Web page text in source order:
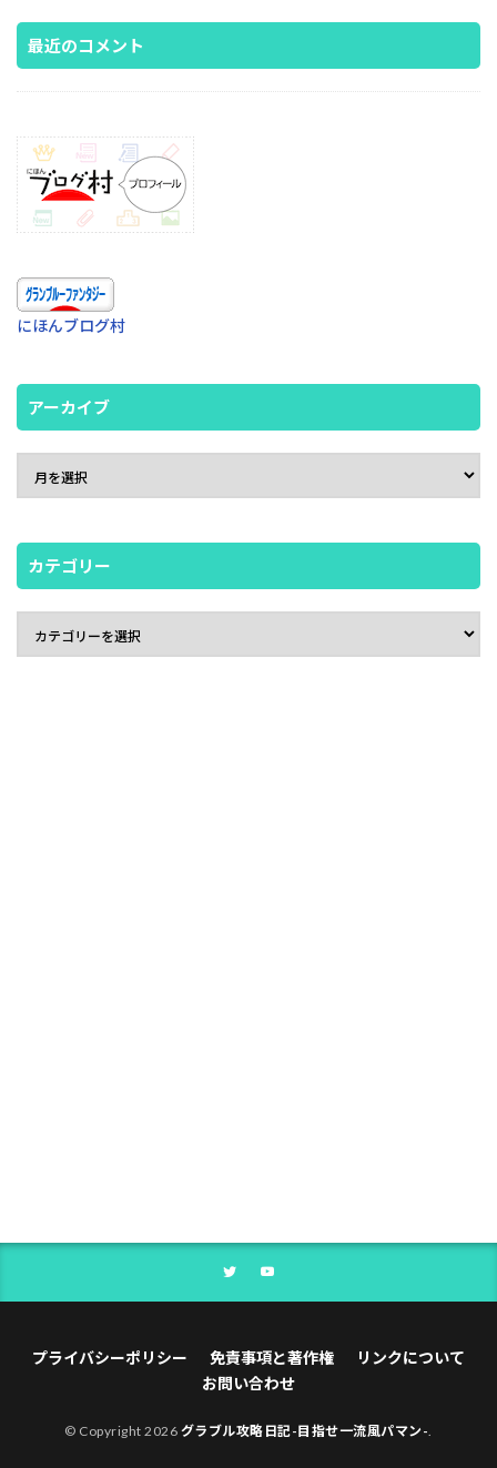
最近のコメント
にほんブログ村
アーカイブ
カテゴリー
プライバシーポリシー 免責事項と著作権
リンクについて
お問い合わせ
© Copyright 2026 グラブル攻略日記-目指せ一流風パマン-.